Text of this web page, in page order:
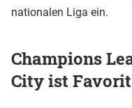
nationalen Liga ein.
Champions
City ist Favorit